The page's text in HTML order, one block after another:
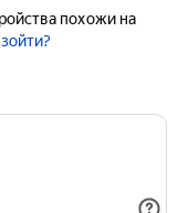
похожи на